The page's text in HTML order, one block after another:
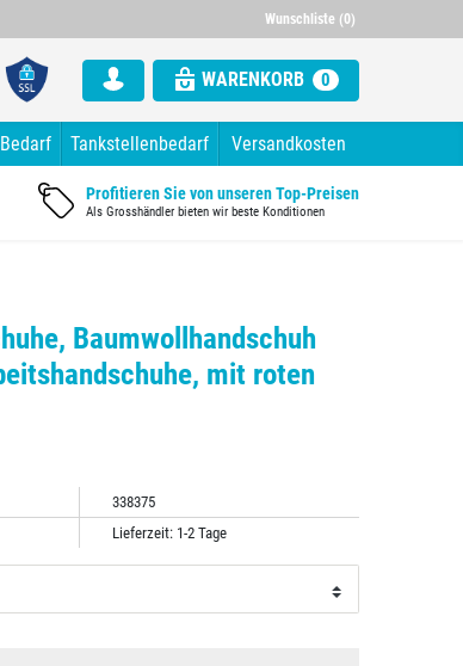
Wunschliste (0)
Alle Rechnung mit ausgewiesener
WARENKORB 0
Tankstellenbedarf Versandkosten
Profitieren Sie von unseren Top-Preisen
Als Grosshändler bieten wir beste Konditionen
Baumwollhandschuh
mit roten
338375
Lieferzeit: 1-2 Tage